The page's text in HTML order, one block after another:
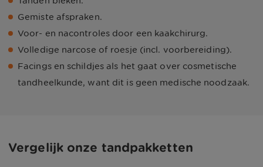
Gemiste afspraken.
Voor- en nacontroles door een kaakchirurg.
Volledige narcose of roesje (incl. voorbereiding).
Facings en schildjes als het gaat over cosmetische
tandheelkunde, want dit is geen medische noodzaak.
Vergelijk onze tandpakketten